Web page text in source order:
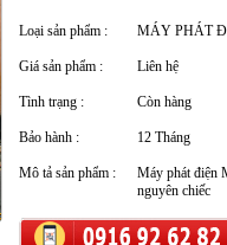
Loại sản phẩm : MÁY PHÁT
Giá sản phẩm : Liên hệ
Tình trạng : Còn hàng
Bảo hành : 12 Tháng
Mô tả sản phẩm :
Máy phát điện
nguyên chiếc